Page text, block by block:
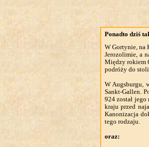
Ponadto dziś
W Gortynie, na
Jerozolimie, a
Między rokiem
podróży do
W Augsburgu,
Sankt-Gallen.
924 został
kraju przed
Kanonizacja
tego rodzaju.
oraz: